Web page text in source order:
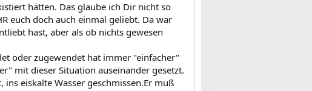
hätten. Das glaube ich Dir nicht so
euch doch auch einmal geliebt. Da war
hast, aber als ob nichts gewesen
oder zugewendet hat immer "einfacher"
mit dieser Situation auseinander gesetzt.
eiskalte Wasser geschmissen.Er muß